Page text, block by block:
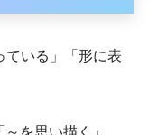
ている」「形に表
を思い描く」